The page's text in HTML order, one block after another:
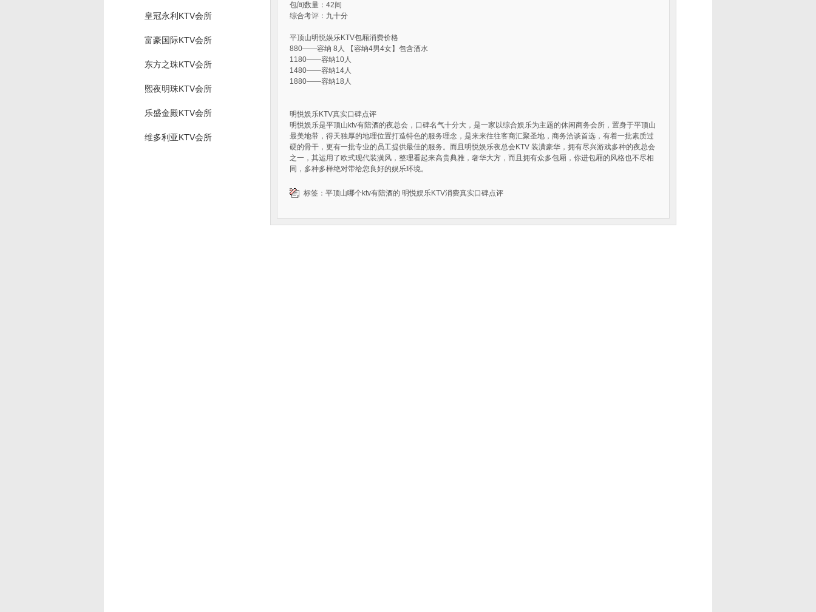
包间数量：42间
综合考评：九十分
平顶山明悦娱乐KTV包厢消费价格
880——容纳 8人 【容纳4男4女】包含酒水
1180——容纳10人
1480——容纳14人
1880——容纳18人
明悦娱乐KTV真实口碑点评
明悦娱乐是平顶山ktv有陪酒的夜总会，口碑名气十分大，是一家以综合娱乐为主题的休闲商务会所，置身于平顶山
最美地带，得天独厚的地理位置打造特色的服务理念，是来来往往客商汇聚圣地，商务洽谈首选，有着一批素质过
硬的骨干，更有一批专业的员工提供最佳的服务。而且明悦娱乐夜总会KTV 装潢豪华，拥有尽兴游戏多种的夜总会
之一，其运用了欧式现代装潢风，整理看起来高贵典雅，奢华大方，而且拥有众多包厢，你进包厢的风格也不尽相
同，多种多样绝对带给您良好的娱乐环境。
标签： 平顶山哪个ktv有陪酒的 明悦娱乐KTV消费真实口碑点评
皇冠永利KTV会所
富豪国际KTV会所
东方之珠KTV会所
熙夜明珠KTV会所
乐盛金殿KTV会所
维多利亚KTV会所